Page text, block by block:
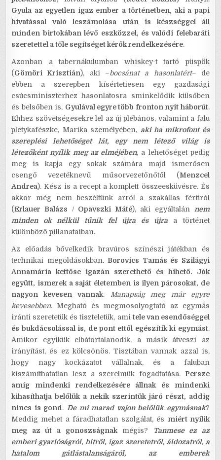
Gyula az egyetlen igaz ember a történetben, aki a papi
hivatással való leszámolása után is készséggel áll
minden birtokában lévő eszközzel, és valódi felebaráti
szeretettel a tőle segítséget kérők rendelkezésére.
Azonban a tabernákulumban whiskey-t tartó püspök
(Gömöri Krisztián), aki –bocsánat a hasonlatért– de
ebben a szerepben kísértetiesen egy gazdasági
csúcsminiszterhez hasonlatosra sminkelődik külsőben
és belsőben is, Gyulával egyre több fronton nyit háborút.
Ehhez szövetségesekre lel az új plébános, valamint a falu
pletykafészke, Marika személyében, aki ha mikrofont és
szereplési lehetőséget lát, egy nem létező világ is
létezőként nyílik meg az elméjében, a lehetőséget pedig
meg is kapja egy sokak számára majd ismerősen
csengő vezetéknevű műsorvezetőnőtől (Menzcel
Andrea). Kész is a recept a komplett összeesküvésre. És
akkor még nem beszéltünk arról a szakállas férfiról
(Erlauer Balázs / Opavszki Máté), aki egyáltalán nem
minden ok nélkül tűnik fel újra és újraa történet
különböző pillanataiban.
Az előadás bővelkedik bravúros színészi játékban és
technikai megoldásokban. Borovics Tamás és Szilágyi
Annamária kettőse igazán szerethető és hihető. Jók
együtt, ismerek a saját életemben is ilyen párosokat, de
nagyon kevesen vannak. Manapság meg már egyre
kevesebben. Megható és megmosolyogtató az egymás
iránti szeretetük és tiszteletük, amitele van esendőséggel
és bukdácsolással is, de pont ettől egészítik ki egymást.
Amikor egyikük elbátortalanodik, a másik átveszi az
irányítást, és ez kölcsönös. Tisztában vannak azzal is,
hogy nagy kockázatot vállalnak, és a faluban
kiszámíthatatlan lesz a szerelmük fogadtatása. Persze
amíg mindenki rendelkezésére állnak és mindenki
kihasíthatja belőlük a nekik szerintük járó részt, addig
nincs is gond. De mi marad vajon belőlük egymásnak?
Meddig mehet a fáradhatatlan szolgálat, és miért nyílik
meg az út a gonoszságnakmégis?
Tanmese ez az
emberi gyarlóságról, hitről, igaz szeretetről, áldozatról, a
hatalom gátlástalanságáról, az emberek